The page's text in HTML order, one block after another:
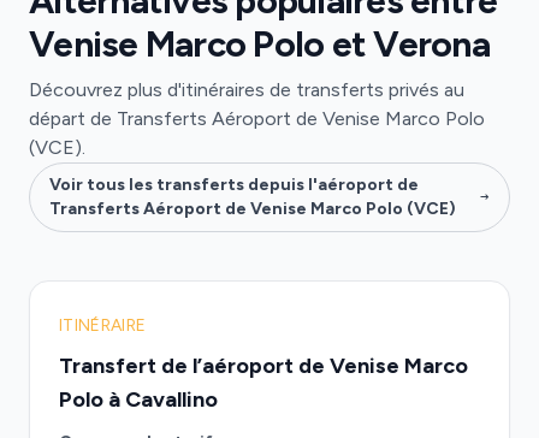
Venise Marco Polo et Verona
Découvrez plus d'itinéraires de transferts privés au
départ de Transferts Aéroport de Venise Marco Polo
(VCE).
Voir tous les transferts depuis l'aéroport de
Transferts Aéroport de Venise Marco Polo (VCE)
ITINÉRAIRE
Transfert de l’aéroport de Venise Marco
Polo à Cavallino